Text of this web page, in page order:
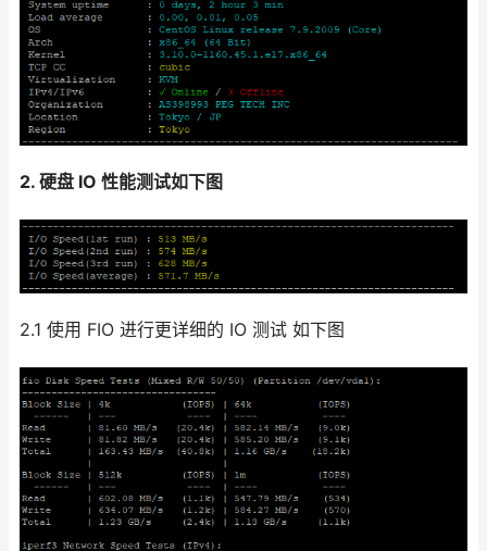
2. 硬盘 IO 性能测试如下图
2.1 使用 FIO 进行更详细的 IO 测试 如下图